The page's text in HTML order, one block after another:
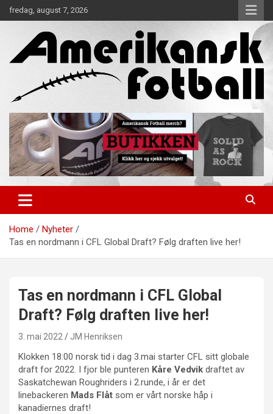
Skip
to
fredag, august 7, 2026
Amerikansk Fotball
Home
Nyheter
Tas en nordmann i CFL Global Draft? Følg draften live her!
Tas en nordmann i CFL Global
Draft? Følg draften live her!
3. mai 2022 JM Henriksen
Klokken 18:00 norsk tid i dag 3.mai starter CFL sitt globale
draft for 2022. I fjor ble punteren Kåre Vedvik draftet av
Saskatchewan Roughriders i 2.runde, i år er det
linebackeren Mads Flåt som er vårt norske håp i
kanadiernes draft!